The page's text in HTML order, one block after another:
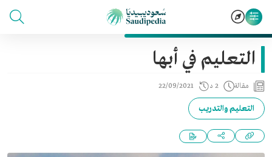
التعليم في أبها
مقالة 2 د 22/09/2021
التعليم والتدريب